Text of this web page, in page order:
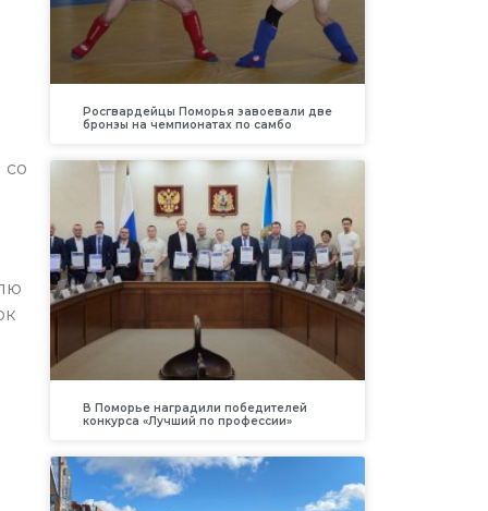
со
Росгвардейцы Поморья завоевали две
бронзы на чемпионатах по самбо
В Поморье наградили победителей
конкурса «Лучший по профессии»